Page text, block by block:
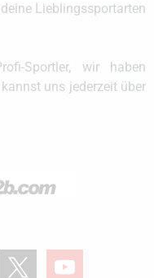
Lieblingssportarten
Sportler, wir haben
uns jederzeit über
youtube